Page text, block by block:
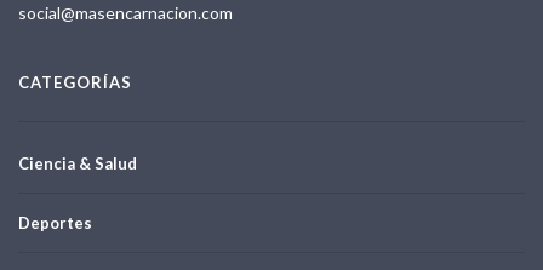
social@masencarnacion.com
CATEGORÍAS
Ciencia & Salud
Deportes